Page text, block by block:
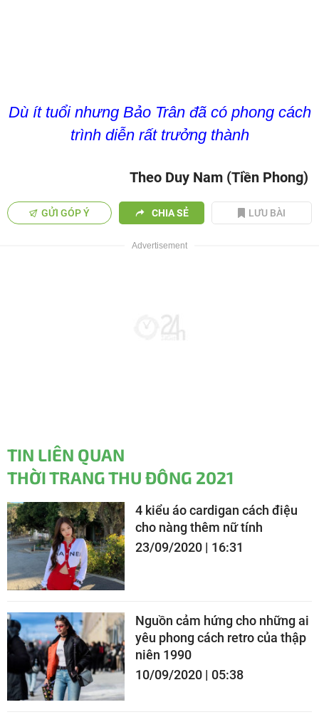
Dù ít tuổi nhưng Bảo Trân đã có phong cách
trình diễn rất trưởng thành
Theo Duy Nam (Tiền Phong)
GỬI GÓP Ý CHIA SẺ LƯU BÀI
TIN LIÊN QUAN
THỜI TRANG THU ĐÔNG 2021
4 kiểu áo cardigan cách điệu
cho nàng thêm nữ tính
23/09/2020 | 16:31
Nguồn cảm hứng cho những ai
yêu phong cách retro của thập
niên 1990
10/09/2020 | 05:38